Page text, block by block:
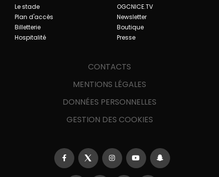
Le stade
Plan d'accès
Billetterie
Hospitalité
OGCNICE.TV
Newsletter
Boutique
Presse
CONTACTS
MENTIONS LÉGALES
DONNÉES PERSONNELLES
GESTION DES COOKIES